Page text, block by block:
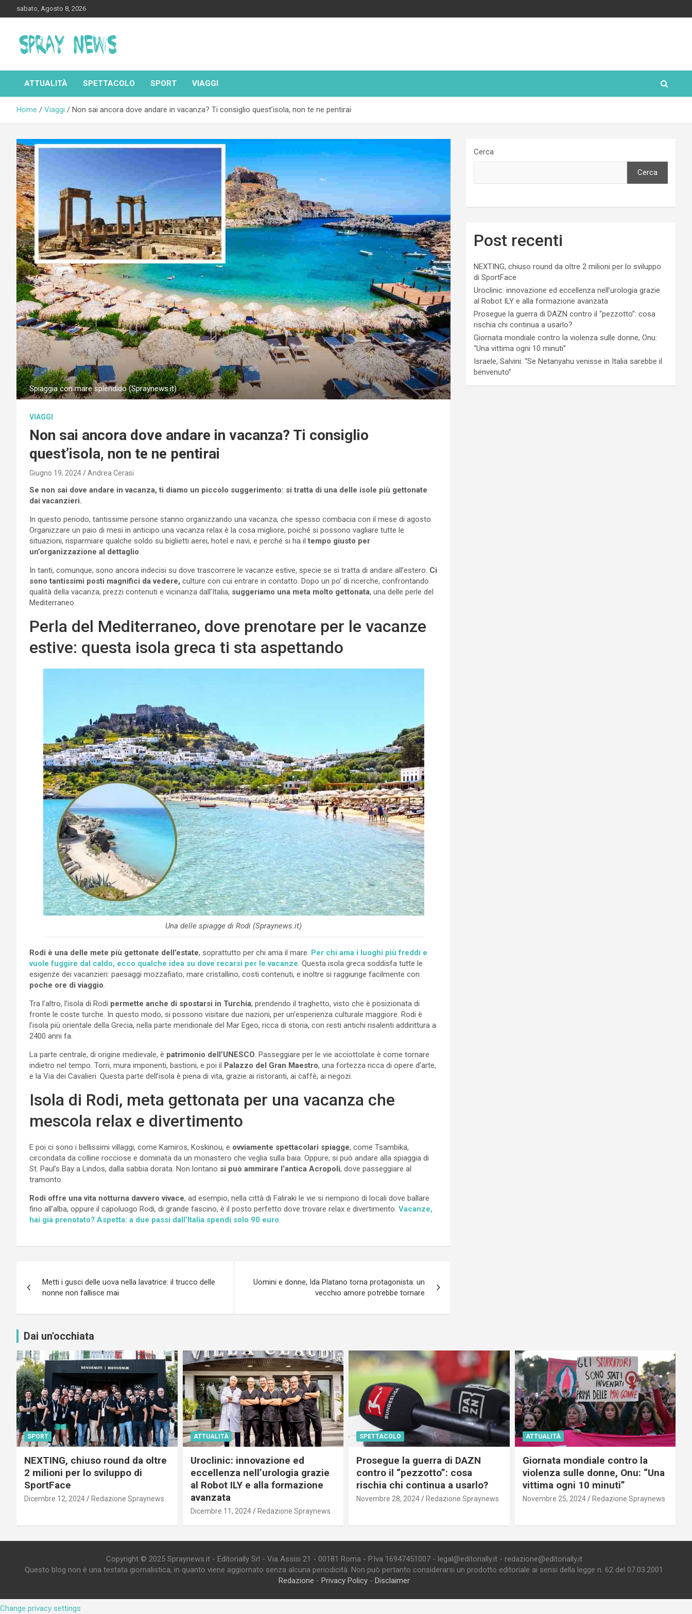
to
sabato, Agosto 8, 2026
Spraynews.it
ATTUALITÀ SPETTACOLO SPORT VIAGGI
Home Viaggi Non sai ancora dove andare in vacanza? Ti consiglio quest’isola, non te ne pentirai
Spiaggia con mare splendido (Spraynews.it)
VIAGGI
Non sai ancora dove andare in vacanza? Ti consiglio
quest’isola, non te ne pentirai
Giugno 19, 2024 Andrea Cerasi
Se non sai dove andare in vacanza, ti diamo un piccolo suggerimento: si tratta di una delle isole più gettonate
dai vacanzieri.
In questo periodo, tantissime persone stanno organizzando una vacanza, che spesso combacia con il mese di agosto.
Organizzare un paio di mesi in anticipo una vacanza relax è la cosa migliore, poiché si possono vagliare tutte le
situazioni, risparmiare qualche soldo su biglietti aerei, hotel e navi, e perché si ha iltempo giusto per
un’organizzazione al dettaglio
In tanti, comunque, sono ancora indecisi su dove trascorrere le vacanze estive, specie se si tratta di andare all’estero. Ci
sono tantissimi posti magnifici da vedere, culture con cui entrare in contatto. Dopo un po’ di ricerche, confrontando
qualità della vacanza, prezzi contenuti e vicinanza dall’Italia, suggeriamo una meta molto gettonata, una delle perle del
Mediterraneo.
Perla del Mediterraneo, dove prenotare per le vacanze
estive: questa isola greca ti sta aspettando
Una delle spiagge di Rodi (Spraynews.it)
Rodi è una delle mete più gettonate dell’estate, soprattutto per chi ama il mare. Per chi ama i luoghi più freddi e
vuole fuggire dal caldo, ecco qualche idea su dove recarsi per le vacanze . Questa isola greca soddisfa tutte le
esigenze dei vacanzieri: paesaggi mozzafiato, mare cristallino, costi contenuti, e inoltre si raggiunge facilmente con
poche ore di viaggio
Tra l’altro, l’isola di Rodi permette anche di spostarsi in Turchia, prendendo il traghetto, visto che è posizionata di
fronte le coste turche. In questo modo, si possono visitare due nazioni, per un’esperienza culturale maggiore. Rodi è
l’isola più orientale della Grecia, nella parte meridionale del Mar Egeo, ricca di storia, con resti antichi risalenti addirittura a
2400 anni fa.
La parte centrale, di origine medievale, è patrimonio dell’UNESCO . Passeggiare per le vie acciottolate è come tornare
indietro nel tempo. Torri, mura imponenti, bastioni, e poi il Palazzo del Gran Maestro, una fortezza ricca di opere d’arte,
e la Via dei Cavalieri. Questa parte dell’isola è piena di vita, grazie ai ristoranti, ai caffè, ai negozi.
Isola di Rodi, meta gettonata per una vacanza che
mescola relax e divertimento
E poi ci sono i bellissimi villaggi, come Kamiros, Koskinou, e ovviamente spettacolari spiagge, come Tsambika,
circondata da colline rocciose e dominata da un monastero che veglia sulla baia. Oppure, si può andare alla spiaggia di
St. Paul’s Bay a Lindos, dalla sabbia dorata. Non lontano si può ammirare l’antica Acropoli, dove passeggiare al
tramonto.
Rodi offre una vita notturna davvero vivace, ad esempio, nella città di Faliraki le vie si riempiono di locali dove ballare
fino all’alba, oppure il capoluogo Rodi, di grande fascino, è il posto perfetto dove trovare relax e divertimento. Vacanze,
hai già prenotato? Aspetta: a due passi dall’Italia spendi solo 90 euro
articoli
Metti i gusci delle uova nella lavatrice: il trucco delle
nonne non fallisce mai
Uomini e donne, Ida Platano torna protagonista: un
vecchio amore potrebbe tornare
Cerca
Cerca
Post recenti
NEXTING, chiuso round da oltre 2 milioni per lo sviluppo
di SportFace
Uroclinic: innovazione ed eccellenza nell’urologia grazie
al Robot ILY e alla formazione avanzata
Prosegue la guerra di DAZN contro il “pezzotto”: cosa
rischia chi continua a usarlo?
Giornata mondiale contro la violenza sulle donne, Onu:
“Una vittima ogni 10 minuti”
Israele, Salvini: “Se Netanyahu venisse in Italia sarebbe il
benvenuto”
Dai un'occhiata
SPORT
NEXTING, chiuso round da oltre
2 milioni per lo sviluppo di
SportFace
Dicembre 12, 2024 Redazione Spraynews
ATTUALITÀ
Uroclinic: innovazione ed
eccellenza nell’urologia grazie
al Robot ILY e alla formazione
avanzata
Dicembre 11, 2024 Redazione Spraynews
SPETTACOLO
Prosegue la guerra di DAZN
contro il “pezzotto”: cosa
rischia chi continua a usarlo?
Novembre 28, 2024 Redazione Spraynews
ATTUALITÀ
Giornata mondiale contro la
violenza sulle donne, Onu: “Una
vittima ogni 10 minuti”
Novembre 25, 2024 Redazione Spraynews
Copyright © 2025 Spraynews.it - Editorially Srl - Via Assisi 21 - 00181 Roma - P.Iva 16947451007 - legal@editorially.it - redazione@editorially.it
Questo blog non è una testata giornalistica, in quanto viene aggiornato senza alcuna periodicità. Non può pertanto considerarsi un prodotto editoriale ai sensi della legge n. 62 del 07.03.2001
Redazione - Privacy Policy- Disclaimer
Change privacy settings